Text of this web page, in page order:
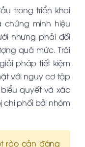
trong triển khai
chứng minh hiệu
nhưng phải đối
quá mức. Trái
pháp tiết kiệm
với nguy cơ tập
quyết và xác
phối bởi nhóm
rào cản đáng